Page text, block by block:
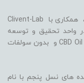
ما با بهره گیری از سلول های بنیادی گیاهی، همکاری با Clivent-Lab
واحد تحقیق و توسعه
(R&D)، فرمولاسیون منحصر به فردی بر پایه CBD Oil و بدون سولفات
های نسل پنجم با نام